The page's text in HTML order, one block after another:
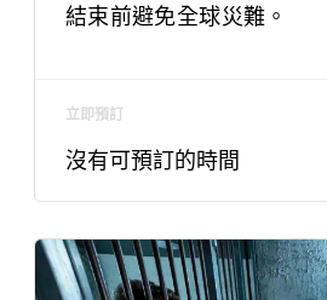
結束前避免全球災難。
立即預訂
沒有可預訂的時間